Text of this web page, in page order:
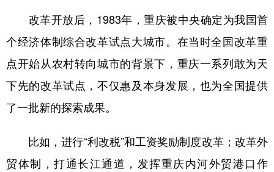
改革开放后，1983年，重庆被中央确定为我国首
个经济体制综合改革试点大城市。在当时全国改革重
点开始从农村转向城市的背景下，重庆一系列敢为天
下先的改革试点，不仅惠及本身发展，也为全国提供
了一批新的探索成果。
比如，进行“利改税”和工资奖励制度改革；改革外
贸体制，打通长江通道，发挥重庆内河外贸港口作